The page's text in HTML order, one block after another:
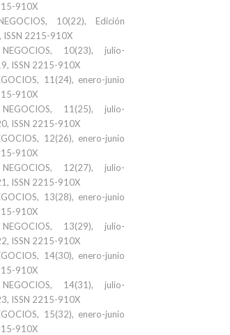
910X
10(22), Edición
ISSN 2215-910X
10(23), julio-
ISSN 2215-910X
11(24), enero-junio
910X
11(25), julio-
ISSN 2215-910X
12(26), enero-junio
910X
12(27), julio-
ISSN 2215-910X
13(28), enero-junio
910X
13(29), julio-
ISSN 2215-910X
14(30), enero-junio
910X
14(31), julio-
ISSN 2215-910X
15(32), enero-junio
910X